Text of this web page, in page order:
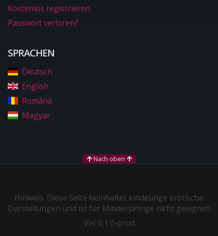
Kostenlos registrieren
Passwort verloren?
SPRACHEN
Deutsch
English
Română
Magyar
Nach oben
Hinweis: Diese Seite beinhaltet eindeutige erotische
Darstellungen und ist für Minderjährige nicht geeignet!
Ver 0.1.0-prod